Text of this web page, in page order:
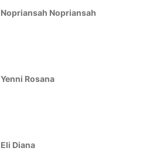
Nopriansah Nopriansah
Yenni Rosana
Eli Diana